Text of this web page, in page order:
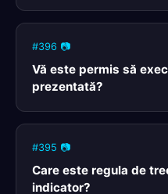
#396 📷
Vă este permis să
prezentată?
#395 📷
Care este regula de
indicator?